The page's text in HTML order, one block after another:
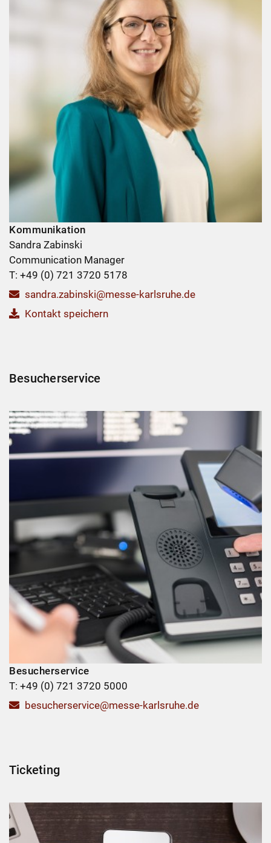
Kommunikation
Sandra Zabinski
Communication Manager
T: +49 (0) 721 3720 5178
sandra.zabinski@messe-karlsruhe.de
Kontakt speichern
Besucherservice
Besucherservice
T: +49 (0) 721 3720 5000
besucherservice@messe-karlsruhe.de
Ticketing